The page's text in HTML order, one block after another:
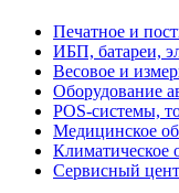
Печатное и
ИБП, батареи,
Весовое и
Оборудование
POS-системы,
Медицинское
Климатическое
Сервисный